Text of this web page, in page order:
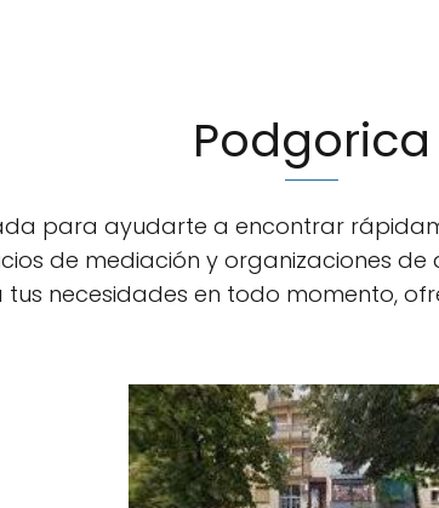
Podgorica
para ayudarte a encontrar
de mediación y organizaciones
necesidades en todo momento,